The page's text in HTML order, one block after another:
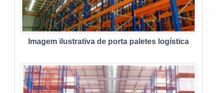
Imagem ilustrativa de porta paletes logística